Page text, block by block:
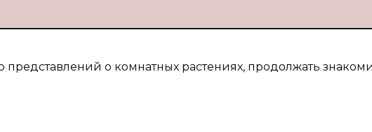
о комнатных растениях, продолжать